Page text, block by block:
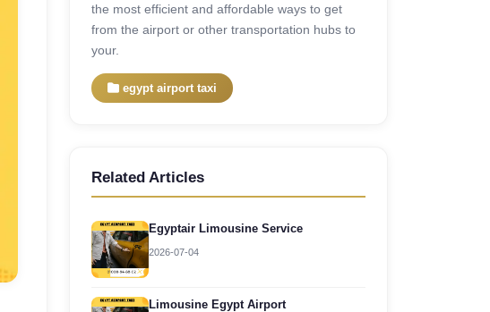
the most efficient and affordable ways to get
from the airport or other transportation hubs to
your.
egypt airport taxi
Related Articles
Egyptair Limousine Service
2026-07-04
Limousine Egypt Airport